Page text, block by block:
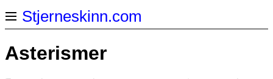
Stjerneskinn.com
Asterismer